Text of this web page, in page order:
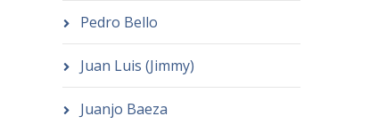
Pedro Bello
Juan Luis (Jimmy)
Juanjo Baeza